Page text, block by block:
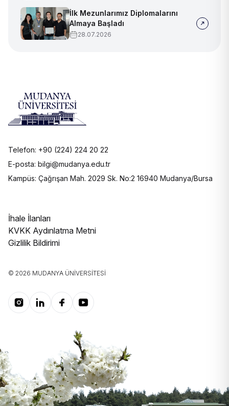
İlk Mezunlarımız Diplomalarını
Almaya Başladı
28.07.2026
Telefon: +90 (224) 224 20 22
E-posta: bilgi@mudanya.edu.tr
Kampüs: Çağrışan Mah. 2029 Sk. No:2 16940 Mudanya/Bursa
İhale İlanları
KVKK Aydınlatma Metni
Gizlilik Bildirimi
© 2026 MUDANYA ÜNIVERSITESI